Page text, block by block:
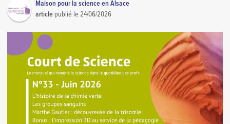
Maison pour la science en Alsace
article publié le24/06/2026